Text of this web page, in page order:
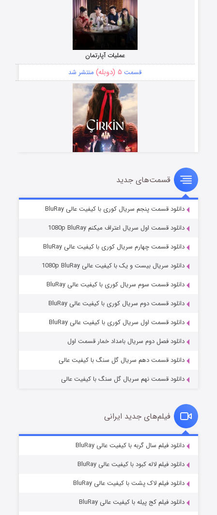
عملیات آپارتمان
قسمت ۵ (دوبله) منتشر شد
سریال زشت
قسمت۲ (زیرنویس) منتشر شد
مردگان متحرک: شهر مرده ۳
قسمت۲ (زیرنویس) منتشر شد
قسمت۷ (زیرنویس) منتشر شد
قسمت‌های جدید
دانلود قسمت پنجم سریال کوری با کیفیت عالی BluRay
دانلود قسمت اول سریال اعتراف میکنم 1080p BluRay
دانلود قسمت چهارم سریال کوری با کیفیت عالی BluRay
دانلود سریال بیست و یک با کیفیت عالی 1080p BluRay
دانلود قسمت سوم سریال کوری با کیفیت عالی BluRay
دانلود قسمت دوم سریال کوری با کیفیت عالی BluRay
دانلود قسمت اول سریال کوری با کیفیت عالی BluRay
دانلود فصل دوم سریال بامداد خمار قسمت اول
دانلود قسمت دهم سریال گل سنگ با کیفیت عالی
دانلود قسمت نهم سریال گل سنگ با کیفیت عالی
فیلم‌های جدید ایرانی
دانلود فیلم سال گربه با کیفیت عالی BluRay
دانلود فیلم لاله کبود با کیفیت عالی BluRay
دانلود فیلم لاک پشت با کیفیت عالی BluRay
دانلود فیلم کج‌ پیله با کیفیت عالی BluRay